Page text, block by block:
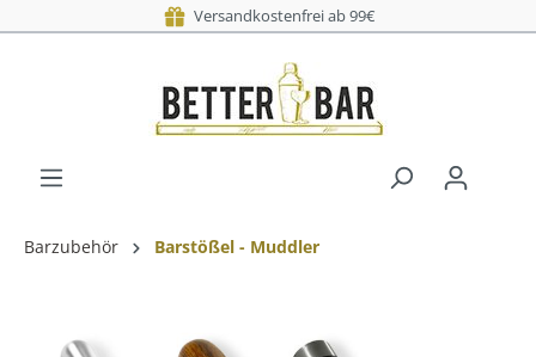
Versandkostenfrei ab 99€
Barzubehör Barstößel - Muddler